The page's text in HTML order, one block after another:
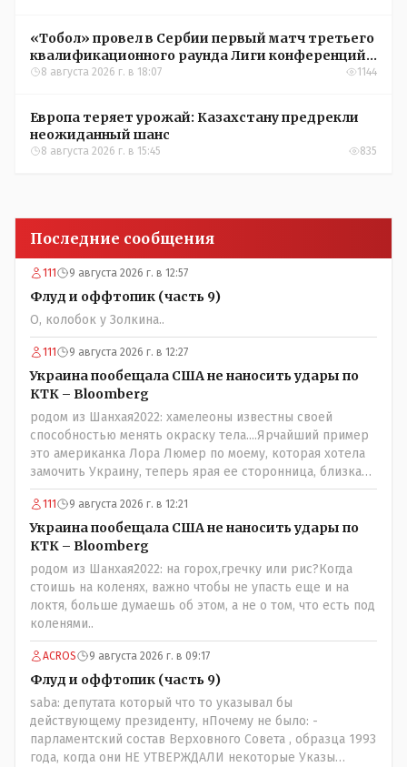
«Тобол» провел в Сербии первый матч третьего
квалификационного раунда Лиги конференций
УЕФА
8 августа 2026 г. в 18:07 1144
Европа теряет урожай: Казахстану предрекли
неожиданный шанс
8 августа 2026 г. в 15:45 835
Последние сообщения
111 9 августа 2026 г. в 12:57
Флуд и оффтопик (часть 9)
О, колобок у Золкина..
111 9 августа 2026 г. в 12:27
Украина пообещала США не наносить удары по
КТК – Bloomberg
родом из Шанхая2022: хамелеоны известны своей
способностью менять окраску тела....Ярчайший пример
это американка Лора Люмер по моему, которая хотела
замочить Украину, теперь ярая ее сторонница, близкая
к Трампу. Ну и западные страны тем более, которые
предоставляли Зеленскому убежище, чтоб он бежал и
которые развернулись потом на 180 или 360 градусов,
посмотрев на того, как он не сдался, но ты же там сам
живешь и многое знаешь о тех, на кого работаешь.. Это
просто прагматизм и ничего личного. Победим мы, они
встанут под нас и наоборот и все это понимают..
111 9 августа 2026 г. в 12:21
Украина пообещала США не наносить удары по
КТК – Bloomberg
родом из Шанхая2022: на горох,гречку или рис?Когда
стоишь на коленях, важно чтобы не упасть еще и на
локтя, больше думаешь об этом, а не о том, что есть под
коленями..
ACROS 9 августа 2026 г. в 09:17
Флуд и оффтопик (часть 9)
saba: депутата который что то указывал бы
действующему президенту, нПочему не было: -
парламентский состав Верховного Совета , образца 1993
года, когда они НЕ УТВЕРЖДАЛИ некоторые Указы